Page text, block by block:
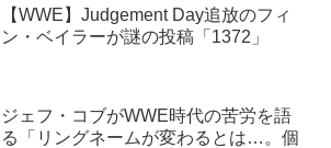
【WWE】Judgement Day追放のフィ
ン・ベイラーが謎の投稿「1372」
ジェフ・コブがWWE時代の苦労を語
る「リングネームが変わるとは…。個